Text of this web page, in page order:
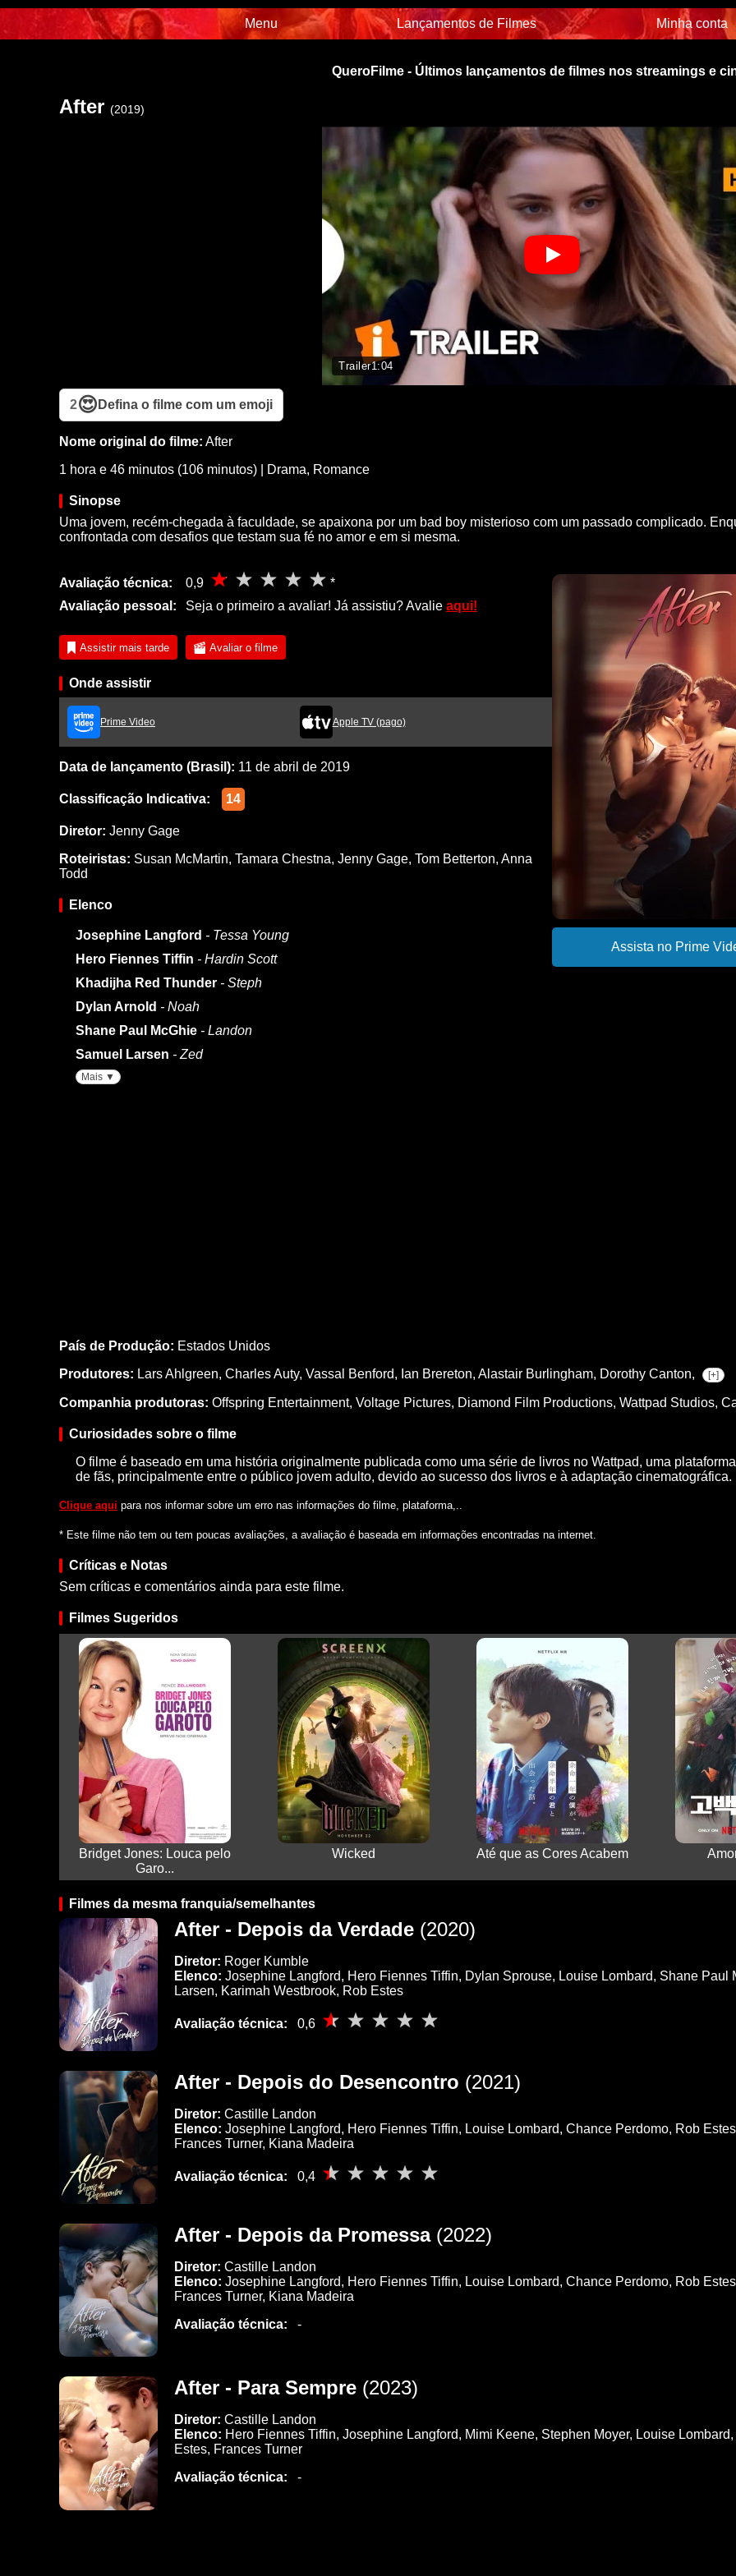
Menu Lançamentos de Filmes Minha conta
QueroFilme - Últimos lançamentos de filmes nos streamings e
After (2019)
Trailer1:04
2😍 Defina o filme com um emoji
Nome original do filme: After
1 hora e 46 minutos (106 minutos)
Drama, Romance
Sinopse
Uma jovem, recém-chegada à faculdade, se apaixona por um bad boy misterioso com um passado complicado.
confrontada com desafios que testam sua fé no amor e em si mesma.
Avaliação técnica: 0,9
*
Avaliação pessoal:
Seja o primeiro a avaliar! Já assistiu? Avalie aqui!
Assistir mais tarde Avaliar o filme
Onde assistir
Prime Video Apple TV (pago)
Data de lançamento (Brasil): 11 de abril de 2019
Classificação Indicativa: 14
Diretor: Jenny Gage
Roteiristas: Susan McMartin, Tamara Chestna, Jenny Gage, Tom Betterton, Anna
Todd
Elenco
Josephine Langford - Tessa Young
Hero Fiennes Tiffin - Hardin Scott
Khadijha Red Thunder - Steph
Dylan Arnold - Noah
Shane Paul McGhie - Landon
Samuel Larsen - Zed
Mais ▼
Assista no Prime
País de Produção: Estados Unidos
Produtores: Lars Ahlgreen, Charles Auty, Vassal Benford, Ian Brereton, Alastair Burlingham, Dorothy Canton, [+]
Companhia produtoras: Offspring Entertainment, Voltage Pictures, Diamond Film Productions, Wattpad Studios,
Curiosidades sobre o filme
O filme é baseado em uma história originalmente publicada como uma série de livros no Wattpad, uma
de fãs, principalmente entre o público jovem adulto, devido ao sucesso dos livros e à adaptação cinematográfica.
Clique aqui para nos informar sobre um erro nas informações do filme, plataforma,..
* Este filme não tem ou tem poucas avaliações, a avaliação é baseada em informações encontradas na internet.
Críticas e Notas
Sem críticas e comentários ainda para este filme.
Filmes Sugeridos
Bridget Jones: Louca pelo
Garo...
Wicked Até que as Cores Acabem
Filmes da mesma franquia/semelhantes
After - Depois da Verdade (2020)
Diretor: Roger Kumble
Elenco: Josephine Langford, Hero Fiennes Tiffin, Dylan Sprouse, Louise Lombard, Shane
Larsen, Karimah Westbrook, Rob Estes
Avaliação técnica: 0,6
After - Depois do Desencontro (2021)
Diretor: Castille Landon
Elenco: Josephine Langford, Hero Fiennes Tiffin, Louise Lombard, Chance Perdomo, Rob
Frances Turner, Kiana Madeira
Avaliação técnica: 0,4
After - Depois da Promessa(2022)
Diretor: Castille Landon
Elenco: Josephine Langford, Hero Fiennes Tiffin, Louise Lombard, Chance Perdomo, Rob
Frances Turner, Kiana Madeira
Avaliação técnica:
-
After - Para Sempre (2023)
Diretor: Castille Landon
Elenco: Hero Fiennes Tiffin, Josephine Langford, Mimi Keene, Stephen Moyer, Louise
Estes, Frances Turner
Avaliação técnica:
-